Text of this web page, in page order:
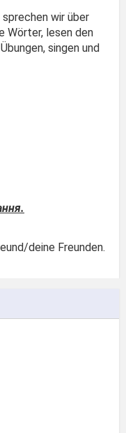
wir über
Wörter, lesen den
singen und
deine Freunden.